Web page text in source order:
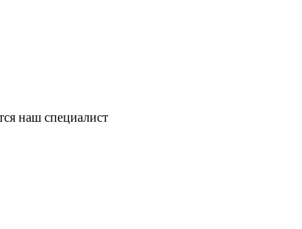
наш специалист